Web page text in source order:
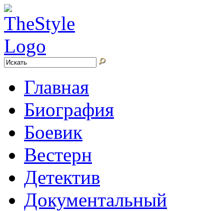
Главная
Биография
Боевик
Вестерн
Детектив
Документальный